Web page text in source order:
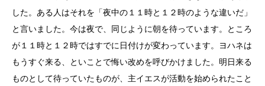
した。ある人はそれを「夜中の１１時と１２時のような違いだ」
と言いました。今は夜で、同じように朝を待っています。ところ
が１１時と１２時ではすでに日付けが変わっています。ヨハネは
もうすぐ来る、といことで悔い改めを呼びかけました。明日来る
ものとして待っていたものが、主イエスが活動を始められたこと